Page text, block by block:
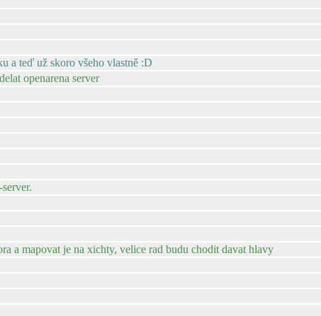
a teď už skoro všeho vlastně :D
openarena server
a mapovat je na xichty, velice rad budu chodit davat hlavy